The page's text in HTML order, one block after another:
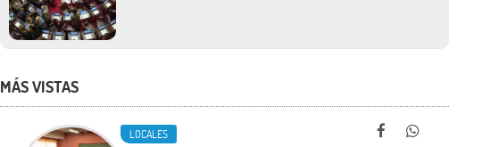
MÁS VISTAS
LOCALES